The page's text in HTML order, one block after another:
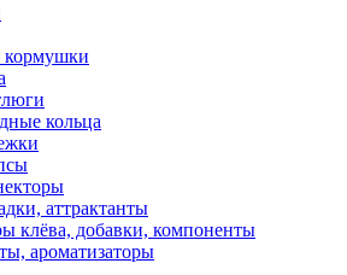
кольца
аттрактанты
клёва, добавки, компоненты
ароматизаторы